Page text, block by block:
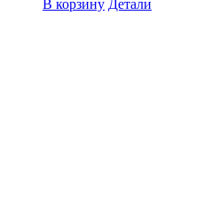
В корзину Детали